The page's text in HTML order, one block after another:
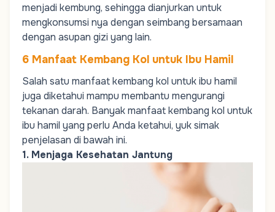
menjadi kembung, sehingga dianjurkan untuk
mengkonsumsi nya dengan seimbang bersamaan
dengan asupan gizi yang lain.
6 Manfaat Kembang Kol untuk Ibu Hamil
Salah satu manfaat kembang kol untuk ibu hamil
juga diketahui mampu membantu mengurangi
tekanan darah. Banyak manfaat kembang kol untuk
ibu hamil yang perlu Anda ketahui, yuk simak
penjelasan di bawah ini.
1. Menjaga Kesehatan Jantung